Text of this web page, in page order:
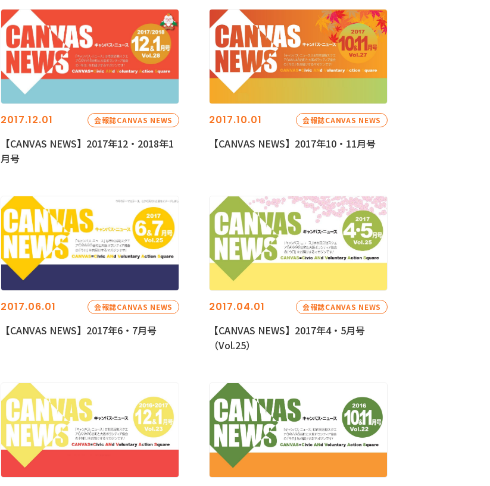
2017.12.01 会報誌CANVAS NEWS
【CANVAS NEWS】2017年12・2018年1
月号
2017.10.01 会報誌CANVAS NEWS
【CANVAS NEWS】2017年10・11月号
2017.06.01 会報誌CANVAS NEWS
【CANVAS NEWS】2017年6・7月号
2017.04.01 会報誌CANVAS NEWS
【CANVAS NEWS】2017年4・5月号
（Vol.25）